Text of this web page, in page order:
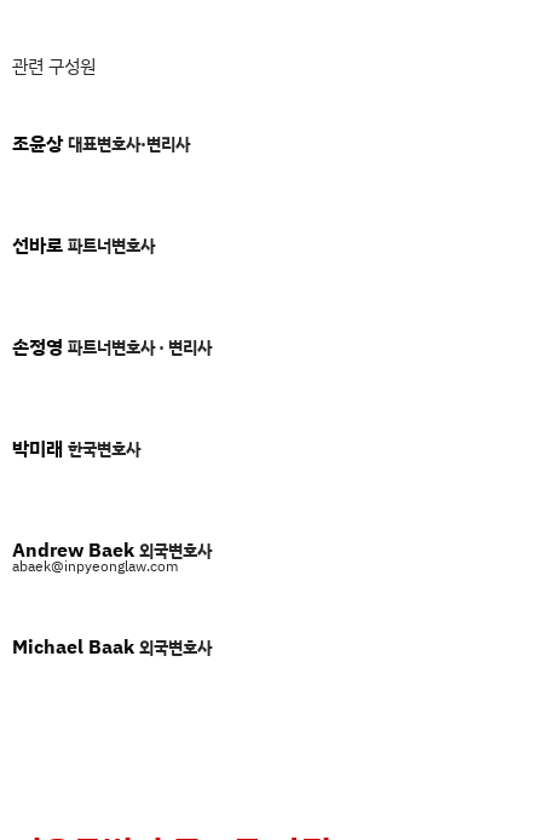
관련 구성원
조윤상대표변호사·변리사
선바로 파트너변호사
손정영 파트너변호사 · 변리사
박미래 한국변호사
Andrew Baek 외국변호사
abaek@inpyeonglaw.com
Michael Baak 외국변호사